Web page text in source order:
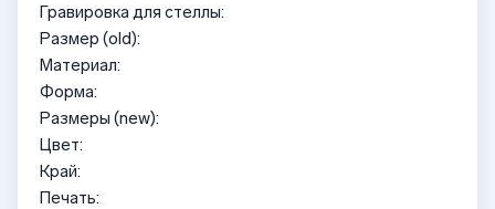
Гравировка для стеллы:
Размер (old):
Материал:
Форма:
Размеры (new):
Цвет:
Край:
Печать: